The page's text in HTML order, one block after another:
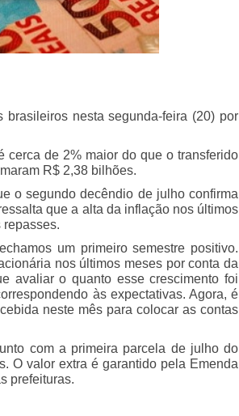
nesta segunda-feira (20) por
cerca de 2% maior do que o transferido
R$ 2,38 bilhões.
o segundo decêndio de julho confirma
que a alta da inflação nos últimos
repasses.
um primeiro semestre positivo.
nos últimos meses por conta da
avaliar o quanto esse crescimento foi
às expectativas. Agora, é
neste mês para colocar as contas
com a primeira parcela de julho do
O valor extra é garantido pela Emenda
prefeituras.